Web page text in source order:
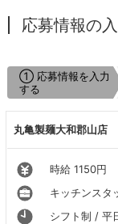
応募情報の
① 応募情報を入力
する
丸亀製麺大和郡山店
時給 1150円
キッチンスタ
シフト制 / 平